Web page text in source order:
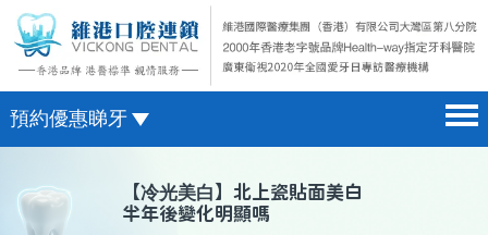
預約優惠睇牙
醫院簡介 hospital introduction
微信預約
【冷光美白】北上瓷貼面美白
半年後變化明顯嗎